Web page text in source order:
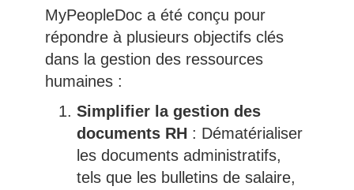
MyPeopleDoc a été conçu pour
répondre à plusieurs objectifs clés
dans la gestion des ressources
humaines :
Simplifier la gestion des
documents RH : Dématérialiser
les documents administratifs,
tels que les bulletins de salaire,